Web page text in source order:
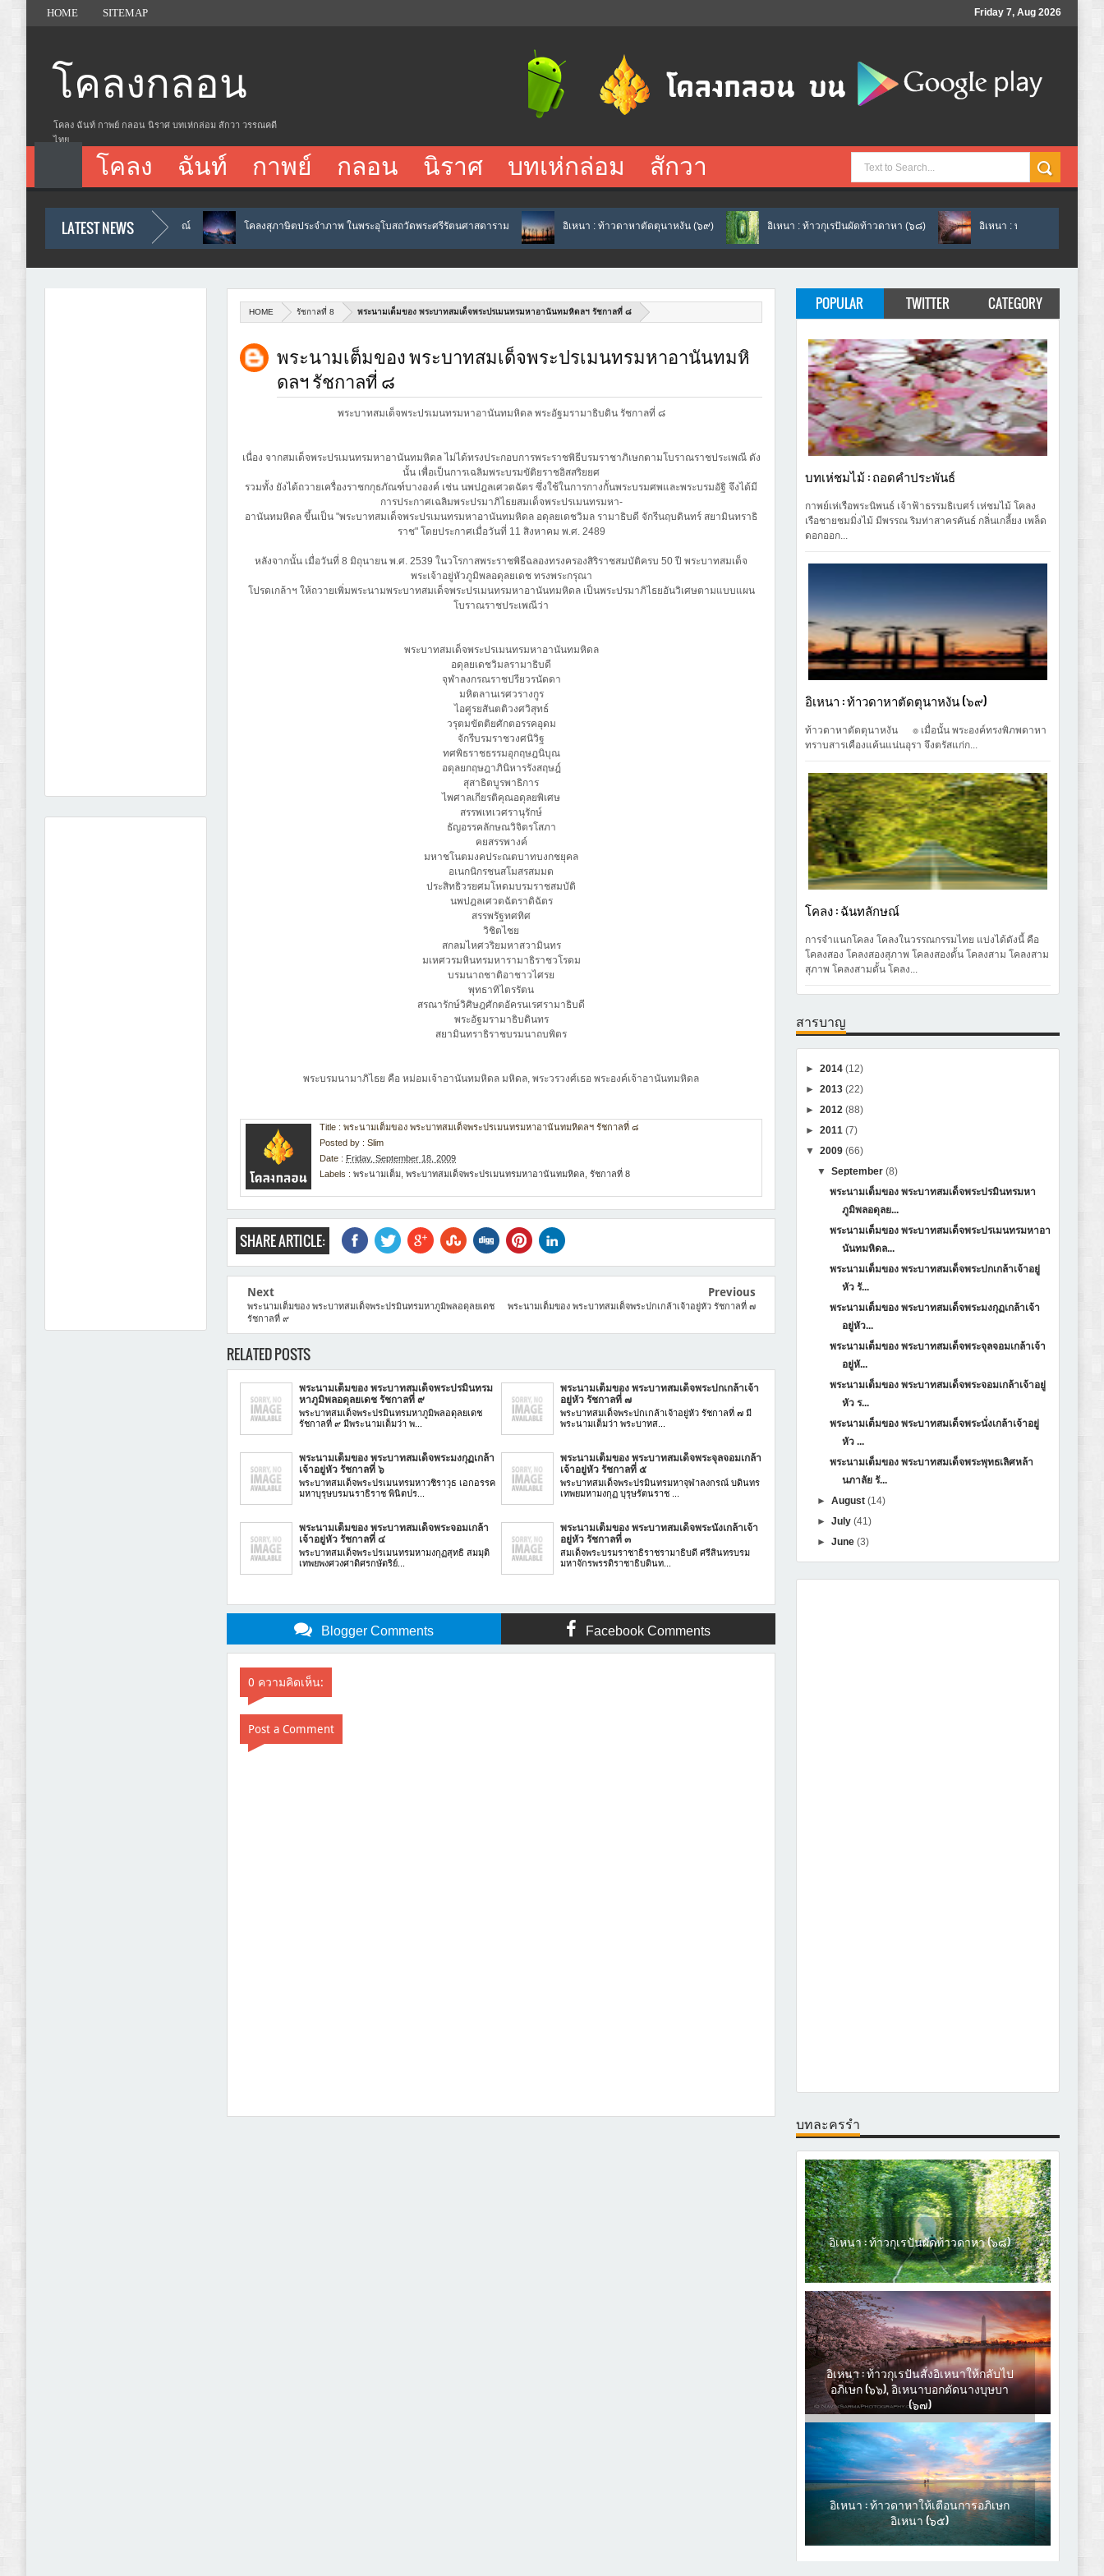
HOME SITEMAP Friday 7, Aug 2026
โคลงกลอน
โคลง ฉันท์ กาพย์ กลอน นิราศ บทเห่กล่อม สักวา วรรณคดี
ไทย
โคลง ฉันท์ กาพย์ กลอน นิราศ บทเห่กล่อม สักวา
LATEST NEWS
โคลง : ฉันทลักษณ์ โคลงสุภาษิตประจำภาพ ในพระอุโบสถวัดพระศรีรัตนศาสดาราม อิเหนา : ท้าวดาหาตัดตุนาหงัน (๖๙) อิเหนา : ท้าวกุเรปันผัดท้าวดาหา (๖๘) อิเหนา : ท้าวกุเรปันสั่งอิเหนาให้กลับไปอภิเ
HOME รัชกาลที่ 8 พระนามเต็มของ พระบาทสมเด็จพระปรเมนทรมหาอานันทมหิดลฯ รัชกาลที่ ๘
พระนามเต็มของ พระบาทสมเด็จพระปรเมนทรมหาอานันทมหิ
ดลฯ รัชกาลที่ ๘
พระบาทสมเด็จพระปรเมนทรมหาอานันทมหิดล พระอัฐมรามาธิบดิน รัชกาลที่ ๘
เนื่อง จากสมเด็จพระปรเมนทรมหาอานันทมหิดล ไม่ได้ทรงประกอบการพระราชพิธีบรมราชาภิเษกตามโบราณราชประเพณี ดัง
นั้น เพื่อเป็นการเฉลิมพระบรมขัติยราชอิสสริยยศ
รวมทั้ง ยังได้ถวายเครื่องราชกกุธภัณฑ์บางองค์ เช่น นพปฎลเศวตฉัตร ซึ่งใช้ในการกางกั้นพระบรมศพและพระบรมอัฐิ จึงได้มี
การประกาศเฉลิมพระปรมาภิไธยสมเด็จพระปรเมนทรมหา-
อานันทมหิดล ขึ้นเป็น "พระบาทสมเด็จพระปรเมนทรมหาอานันทมหิดล อดุลยเดชวิมล รามาธิบดี จักรีนฤบดินทร์ สยามินทราธิ
ราช" โดยประกาศเมื่อวันที่ 11 สิงหาคม พ.ศ. 2489
หลังจากนั้น เมื่อวันที่ 8 มิถุนายน พ.ศ. 2539 ในวโรกาสพระราชพิธีฉลองทรงครองสิริราชสมบัติครบ 50 ปี พระบาทสมเด็จ
พระเจ้าอยู่หัวภูมิพลอดุลยเดช ทรงพระกรุณา
โปรดเกล้าฯ ให้ถวายเพิ่มพระนามพระบาทสมเด็จพระปรเมนทรมหาอานันทมหิดล เป็นพระปรมาภิไธยอันวิเศษตามแบบแผน
โบราณราชประเพณีว่า
พระบาทสมเด็จพระปรเมนทรมหาอานันทมหิดล
อดุลยเดชวิมลรามาธิบดี
จุฬาลงกรณราชปรียวรนัดดา
มหิตลานเรศวรางกูร
ไอศูรยสันตติวงศวิสุทธ์
วรุตมขัตติยศักตอรรคอุดม
จักรีบรมราชวงศนิวิฐ
ทศพิธราชธรรมอุกฤษฎนิบุณ
อดุลยกฤษฎาภินิหารรังสฤษฎ์
สุสาธิตบูรพาธิการ
ไพศาลเกียรติคุณอดุลยพิเศษ
สรรพเทเวศรานุรักษ์
ธัญอรรคลักษณวิจิตรโสภา
คยสรรพางค์
มหาชโนตมงคประณตบาทบงกชยุคล
อเนกนิกรชนสโมสรสมมต
ประสิทธิวรยศมโหดมบรมราชสมบัติ
นพปฎลเศวตฉัตราดิฉัตร
สรรพรัฐทศทิศ
วิชิตไชย
สกลมไหศวริยมหาสวามินทร
มเหศวรมหินทรมหารามาธิราชวโรดม
บรมนาถชาติอาชาวไศรย
พุทธาทิไตรรัตน
สรณารักษ์วิศิษฎศักตอัครนเรศรามาธิบดี
พระอัฐมรามาธิบดินทร
สยามินทราธิราชบรมนาถบพิตร
พระบรมนามาภิไธย คือ หม่อมเจ้าอานันทมหิดล มหิดล, พระวรวงศ์เธอ พระองค์เจ้าอานันทมหิดล
Title : พระนามเต็มของ พระบาทสมเด็จพระปรเมนทรมหาอานันทมหิดลฯ รัชกาลที่ ๘
Posted by :Slim
Date : Friday, September 18, 2009
Labels :พระนามเต็ม ,พระบาทสมเด็จพระปรเมนทรมหาอานันทมหิดล ,รัชกาลที่ 8
SHARE ARTICLE:
Next
พระนามเต็มของ พระบาทสมเด็จพระปรมินทรมหาภูมิพลอดุลยเดช
รัชกาลที่ ๙
Previous
พระนามเต็มของ พระบาทสมเด็จพระปกเกล้าเจ้าอยู่หัว รัชกาลที่ ๗
RELATED POSTS
พระนามเต็มของ พระบาทสมเด็จพระปรมินทรม
หาภูมิพลอดุลยเดช รัชกาลที่ ๙
พระบาทสมเด็จพระปรมินทรมหาภูมิพลอดุลยเดช
รัชกาลที่ ๙ มีพระนามเต็มว่า พ...
พระนามเต็มของ พระบาทสมเด็จพระปกเกล้าเจ้า
อยู่หัว รัชกาลที่ ๗
พระบาทสมเด็จพระปกเกล้าเจ้าอยู่หัว รัชกาลที่ ๗ มี
พระนามเต็มว่า พระบาทส...
พระนามเต็มของ พระบาทสมเด็จพระมงกุฏเกล้า
เจ้าอยู่หัว รัชกาลที่ ๖
พระบาทสมเด็จพระปรเมนทรมหาวชิราวุธ เอกอรรค
มหาบุรุษบรมนราธิราช พินิตปร...
พระนามเต็มของ พระบาทสมเด็จพระจุลจอมเกล้า
เจ้าอยู่หัว รัชกาลที่ ๕
พระบาทสมเด็จพระปรมินทรมหาจุฬาลงกรณ์ บดินทร
เทพยมหามงกุฏ บุรุษรัตนราช ...
พระนามเต็มของ พระบาทสมเด็จพระจอมเกล้า
เจ้าอยู่หัว รัชกาลที่ ๔
พระบาทสมเด็จพระปรเมนทรมหามงกุฏสุทธิ สมมุติ
เทพยพงศวงศาดิศรกษัตริย์...
พระนามเต็มของ พระบาทสมเด็จพระนั่งเกล้าเจ้า
อยู่หัว รัชกาลที่ ๓
สมเด็จพระบรมราชาธิราชรามาธิบดี ศรีสินทรบรม
มหาจักรพรรดิราชาธิบดินท...
Blogger Comments Facebook Comments
0 ความคิดเห็น:
Post a Comment
POPULAR TWITTER CATEGORY
บทเห่ชมไม้ : ถอดคำประพันธ์
กาพย์เห่เรือพระนิพนธ์ เจ้าฟ้าธรรมธิเบศร์ เห่ชมไม้ โคลง
เรือชายชมมิ่งไม้ มีพรรณ ริมท่าสาครคันธ์ กลิ่นเกลี้ยง เพล็ด
ดอกออก...
อิเหนา : ท้าวดาหาตัดตุนาหงัน (๖๙)
ท้าวดาหาตัดตุนาหงัน ๏ เมื่อนั้น พระองค์ทรงพิภพดาหา
ทราบสารเคืองแค้นแน่นอุรา จึงตรัสแก่ก...
โคลง : ฉันทลักษณ์
การจำแนกโคลง โคลงในวรรณกรรมไทย แบ่งได้ดังนี้ คือ
โคลงสอง โคลงสองสุภาพ โคลงสองดั้น โคลงสาม โคลงสาม
สุภาพ โคลงสามดั้น โคลง...
สารบาญ
► 2014 (12)
► 2013 (22)
► 2012 (88)
► 2011 (7)
▼ 2009 (66)
▼September(8)
พระนามเต็มของ พระบาทสมเด็จพระปรมินทรมหา
ภูมิพลอดุลย...
พระนามเต็มของ พระบาทสมเด็จพระปรเมนทรมหาอา
นันทมหิดล...
พระนามเต็มของ พระบาทสมเด็จพระปกเกล้าเจ้าอยู่
หัว รั...
พระนามเต็มของ พระบาทสมเด็จพระมงกุฏเกล้าเจ้า
อยู่หัว...
พระนามเต็มของ พระบาทสมเด็จพระจุลจอมเกล้าเจ้า
อยู่หั...
พระนามเต็มของ พระบาทสมเด็จพระจอมเกล้าเจ้าอยู่
หัว ร...
พระนามเต็มของ พระบาทสมเด็จพระนั่งเกล้าเจ้าอยู่
หัว ...
พระนามเต็มของ พระบาทสมเด็จพระพุทธเลิศหล้า
นภาลัย รั...
►August(14)
►July(41)
►June(3)
บทละครรำ
อิเหนา : ท้าวกุเรปันผัดท้าวดาหา (๖๘)
อิเหนา : ท้าวกุเรปันสั่งอิเหนาให้กลับไป
อภิเษก (๖๖), อิเหนาบอกตัดนางบุษบา
(๖๗)
อิเหนา : ท้าวดาหาให้เตือนการอภิเษก
อิเหนา (๖๕)